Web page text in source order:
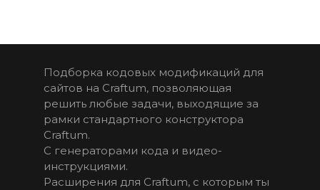
Подборка кодовых модификаций для
сайтов на Craftum, позволяющая
решить любые задачи, выходящие за
рамки стандартного конструктора
Craftum.
С генераторами кода и видео-
инструкциями.
Расширения для Craftum, с которым ты